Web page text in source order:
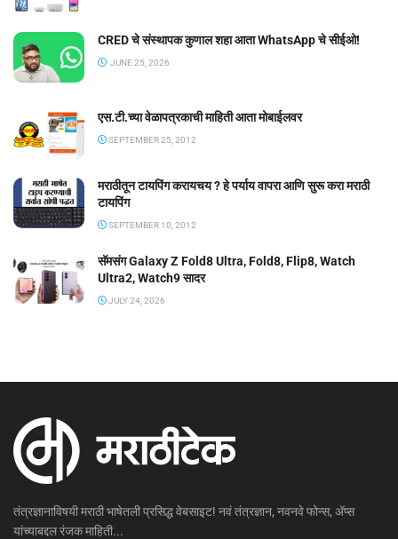
CRED चे संस्थापक कुणाल शहा आता WhatsApp चे सीईओ!
JUNE 25, 2026
एस.टी.च्या वेळापत्रकाची माहिती आता मोबाईलवर
SEPTEMBER 25, 2012
मराठीतून टायपिंग करायचय ? हे पर्याय वापरा आणि सुरू करा मराठी
टायपिंग
SEPTEMBER 10, 2012
सॅमसंग Galaxy Z Fold8 Ultra, Fold8, Flip8, Watch
Ultra2, Watch9 सादर
JULY 24, 2026
तंत्रज्ञानाविषयी मराठी भाषेतली प्रसिद्ध वेबसाइट! नवं तंत्रज्ञान, नवनवे फोन्स, ॲप्स
यांच्याबद्दल रंजक माहिती...